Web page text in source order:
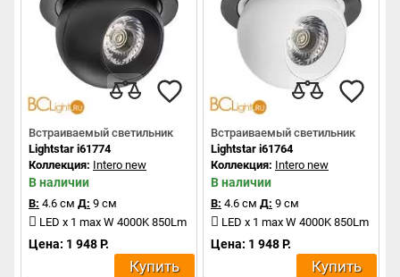
Встраиваемый светильник
Lightstar i61774
Коллекция: Intero new
В наличии
В: 4.6 см Д: 9 см
LED x 1 max W 4000K 850Lm
Цена: 1 948 Р.
Купить
Встраиваемый светильник
Lightstar i61764
Коллекция: Intero new
В наличии
В: 4.6 см Д: 9 см
LED x 1 max W 4000K 850Lm
Цена: 1 948 Р.
Купить